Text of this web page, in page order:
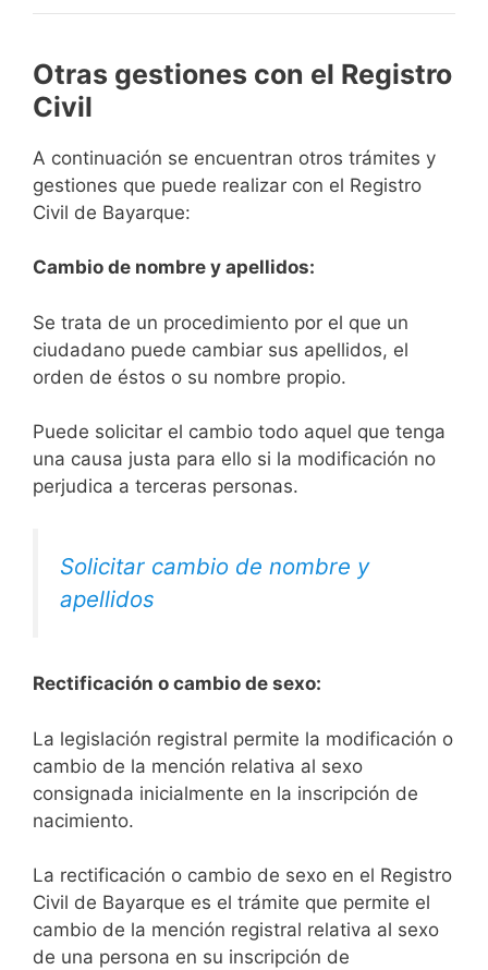
Otras gestiones con el Registro
Civil
A continuación se encuentran otros trámites y
gestiones que puede realizar con el Registro
Civil de Bayarque:
Cambio de nombre y apellidos:
Se trata de un procedimiento por el que un
ciudadano puede cambiar sus apellidos, el
orden de éstos o su nombre propio.
Puede solicitar el cambio todo aquel que tenga
una causa justa para ello si la modificación no
perjudica a terceras personas.
Solicitar cambio de nombre y
apellidos
Rectificación o cambio de sexo:
La legislación registral permite la modificación o
cambio de la mención relativa al sexo
consignada inicialmente en la inscripción de
nacimiento.
La rectificación o cambio de sexo en el Registro
Civil de Bayarque es el trámite que permite el
cambio de la mención registral relativa al sexo
de una persona en su inscripción de